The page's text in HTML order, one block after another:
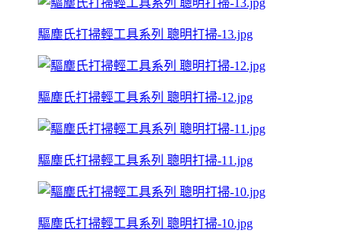
驅塵氏打掃輕工具系列 聰明打掃-13.jpg
驅塵氏打掃輕工具系列 聰明打掃-12.jpg
驅塵氏打掃輕工具系列 聰明打掃-11.jpg
驅塵氏打掃輕工具系列 聰明打掃-10.jpg